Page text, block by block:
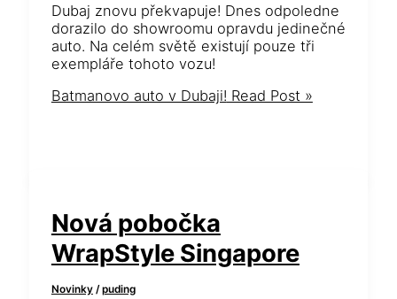
Dubaj znovu překvapuje! Dnes odpoledne
dorazilo do showroomu opravdu jedinečné
auto. Na celém světě existují pouze tři
exempláře tohoto vozu!
Batmanovo auto v Dubaji! Read Post »
Nová pobočka
WrapStyle Singapore
Novinky/puding